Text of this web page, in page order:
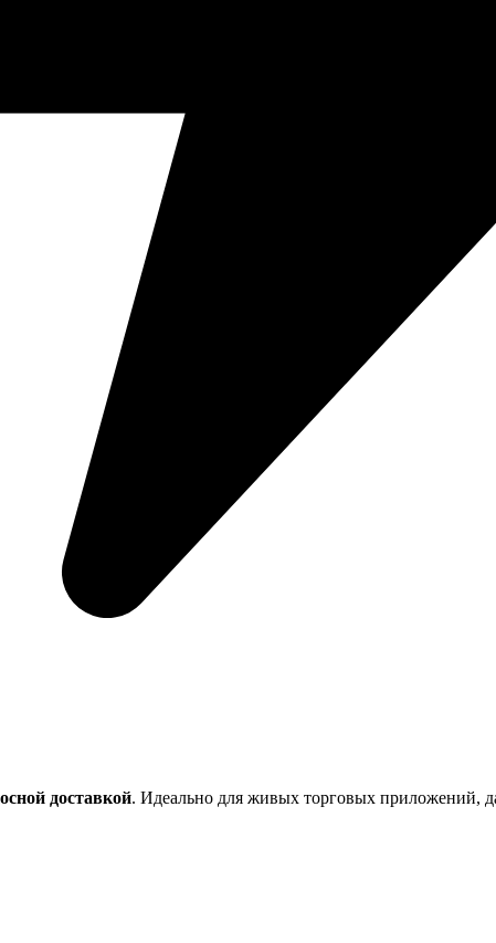
доставкой. Идеально для живых торговых приложений,